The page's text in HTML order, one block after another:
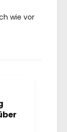
wie vor